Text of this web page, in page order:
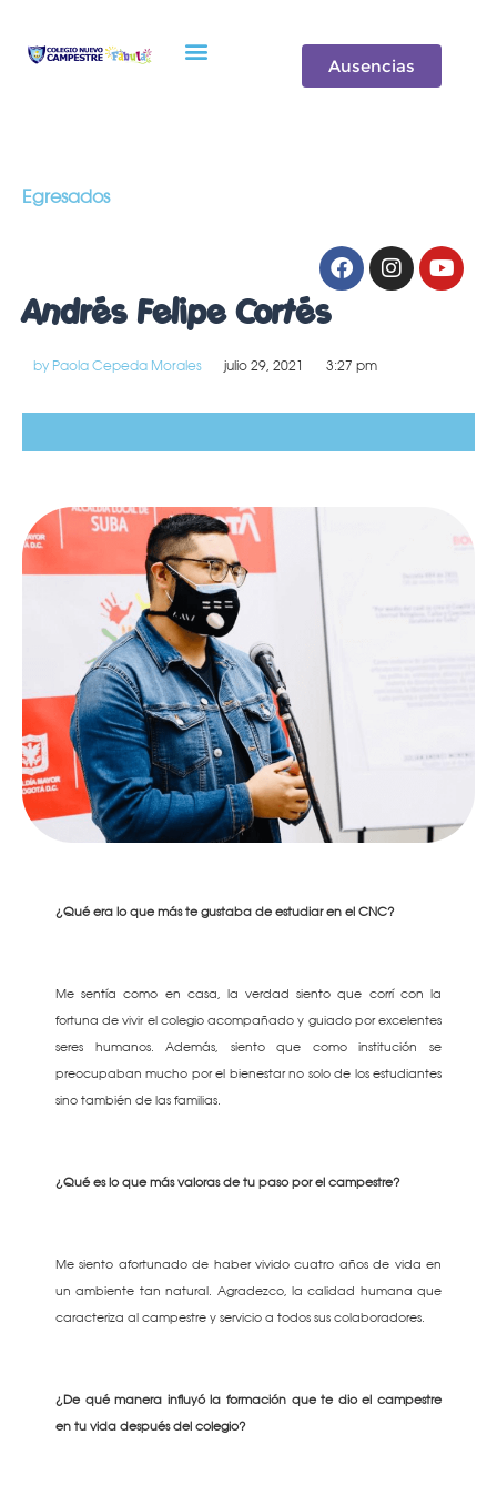
Ausencias
Egresados
Andrés Felipe Cortés
by Paola Cepeda Morales julio 29, 2021 3:27 pm
¿Qué era lo que más te gustaba de estudiar en el CNC?
Me sentía como en casa, la verdad siento que corrí con la
fortuna de vivir el colegio acompañado y guiado por excelentes
seres humanos. Además, siento que como institución se
preocupaban mucho por el bienestar no solo de los estudiantes
sino también de las familias.
¿Qué es lo que más valoras de tu paso por el campestre?
Me siento afortunado de haber vivido cuatro años de vida en
un ambiente tan natural. Agradezco, la calidad humana que
caracteriza al campestre y servicio a todos sus colaboradores.
¿De qué manera influyó la formación que te dio el campestre
en tu vida después del colegio?